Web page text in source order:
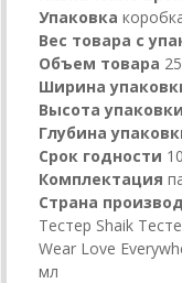
Упаковка
Вес товара с
Объем товара
Ширина
Высота упаковки
Глубина
Срок годности
Комплектация
Страна
Тестер Shaik
Wear Love
мл